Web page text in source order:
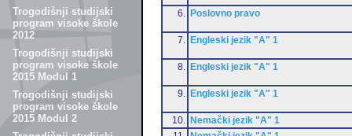
Trogodišnji studijski
program visoke škole
2012
Trogodišnji studijski
program visoke škole
2015 Modul 1
Trogodišnji studijski
program visoke škole
2015 Modul 2
6. Poslovno pravo
7. Engleski jezik "A" 1
8. Engleski jezik "A" 1
9. Engleski jezik "A" 1
10.
Nemački jezik "A" 1